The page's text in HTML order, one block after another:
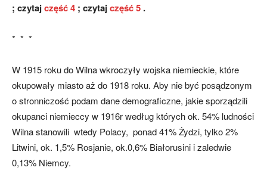
; czytajczęść 4 ; czytajczęść 5 .
* * *
W 1915 roku do Wilna wkroczyły wojska niemieckie, które
okupowały miasto aż do 1918 roku. Aby nie być posądzonym
o stronniczość podam dane demograficzne, jakie sporządzili
okupanci niemieccy w 1916r według których ok. 54% ludności
Wilna stanowili wtedy Polacy, ponad 41% Żydzi, tylko 2%
Litwini, ok. 1,5% Rosjanie, ok.0,6% Białorusini i zaledwie
0,13% Niemcy.